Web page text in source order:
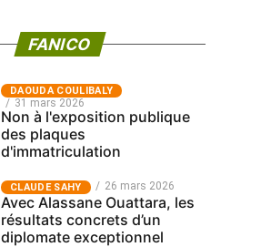
FANICO
‎DAOUDA COULIBALY
31 mars 2026
Non à l'exposition publique
des plaques
d'immatriculation
CLAUDE SAHY 26 mars 2026
Avec Alassane Ouattara, les
résultats concrets d’un
diplomate exceptionnel